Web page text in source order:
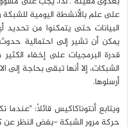
على علم بالأنشطة اليومية للشبكة
البيانات حتى يتمكنوا من تحديد
يمكن أن تشير إلى احتمالية
قدرة البرمجيات على إخفاء
الشبكات، إلا أنها تبقى بحاجة إلى
أرسلوها.
ويتابع أنتوناكاكيس قائلاً:
حركة مرور الشبكة -بغض النظر عن